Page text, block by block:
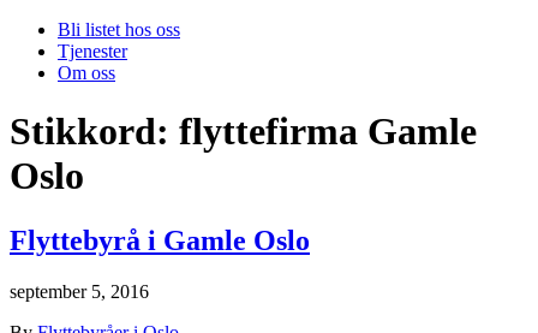
Bli listet hos oss
Tjenester
Om oss
Stikkord: flyttefirma Gamle
Oslo
Flyttebyrå i Gamle Oslo
september 5, 2016